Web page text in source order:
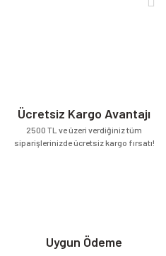
Ücretsiz Kargo Avantajı
2500 TL ve üzeri verdiğiniz tüm
siparişlerinizde ücretsiz kargo fırsatı!
Uygun Ödeme